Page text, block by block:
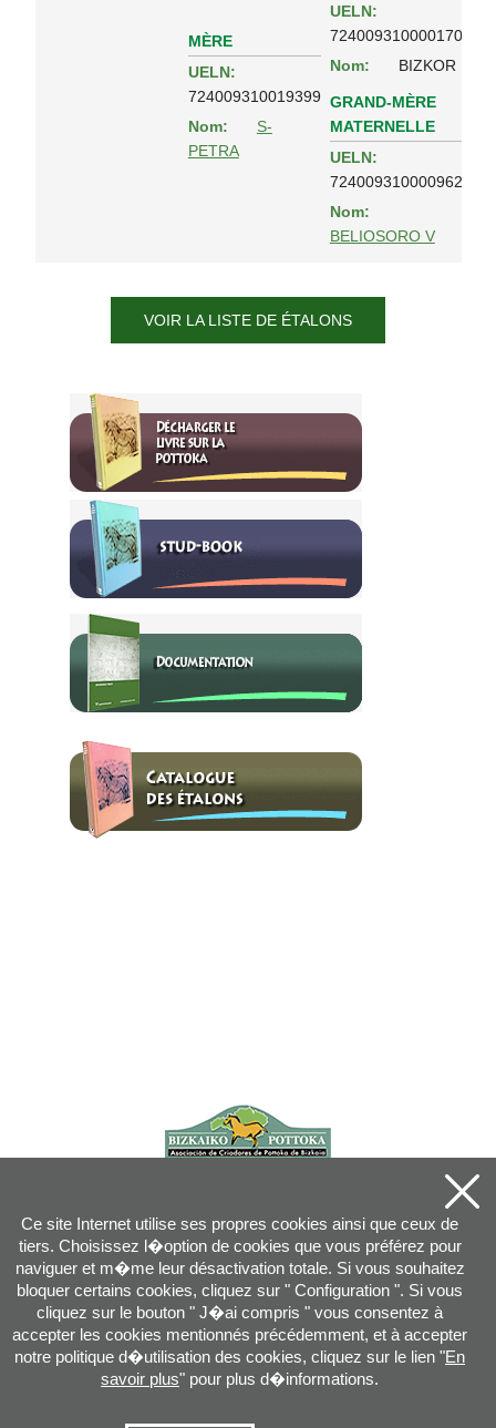
MÈRE
UELN:
724009310019399
Nom:
S-
PETRA
UELN:
724009310000170
Nom:
BIZKOR
GRAND-MÈRE
MATERNELLE
UELN:
724009310000962
Nom:
BELIOSORO V
VOIR LA LISTE DE ÉTALONS
info@pottoka.info
Ce site Internet utilise ses propres cookies ainsi que ceux de
tiers. Choisissez l�option de cookies que vous préférez pour
naviguer et m�me leur désactivation totale. Si vous souhaitez
bloquer certains cookies, cliquez sur " Configuration ". Si vous
cliquez sur le bouton " J�ai compris " vous consentez à
accepter les cookies mentionnés précédemment, et à accepter
notre politique d�utilisation des cookies, cliquez sur le lien "En
savoir plus" pour plus d�informations.